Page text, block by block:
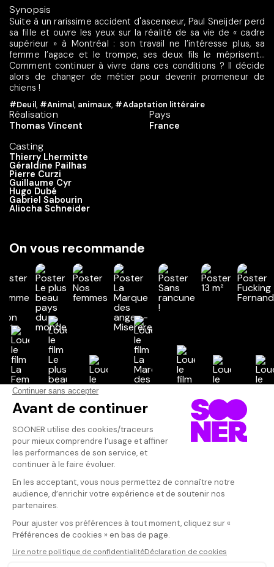
Synopsis
Suite à un rarissime accident d'ascenseur, Paul Sneijder perd
sa fille et ouvre les yeux sur la réalité de sa vie de « cadre
supérieur » à Montréal : son travail ne l’intéresse plus, sa
femme l’agace et le trompe, ses deux fils le méprisent…
Comment continuer à vivre dans ces conditions ? Il décide
alors de changer de métier pour devenir promeneur de
chiens !
#Deuil, #Animal, animaux, #Adaptation littéraire
Réalisation
Thomas Vincent
Casting
Thierry Lhermitte
Géraldine Pailhas
Pierre Curzi
Guillaume Cyr
Hugo Dubé
Gabriel Sabourin
Aliocha Schneider
Pays
France
On vous recommande
Vos avis
Donnez votre avis
Votre note
Votre commentaire
Il faut vous connecter pour
publier un avis